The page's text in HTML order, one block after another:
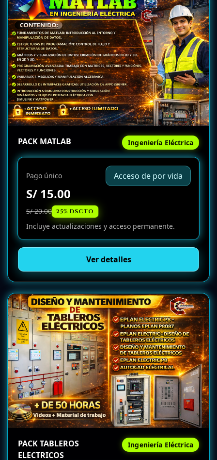
PACK MATLAB Ingeniería Eléctrica
Pago único Acceso de por vida
S/ 15.00
S/ 20.00 25% DSCTO
Incluye actualizaciones y acceso permanente.
Ver detalles
PACK TABLEROS
ELECTRICOS
Ingeniería Eléctrica